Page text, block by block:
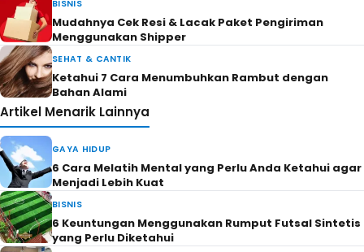
BISNIS
Mudahnya Cek Resi & Lacak Paket Pengiriman
Menggunakan Shipper
SEHAT & CANTIK
Ketahui 7 Cara Menumbuhkan Rambut dengan
Bahan Alami
Artikel Menarik Lainnya
GAYA HIDUP
6 Cara Melatih Mental yang Perlu Anda Ketahui agar
Menjadi Lebih Kuat
BISNIS
6 Keuntungan Menggunakan Rumput Futsal Sintetis
yang Perlu Diketahui